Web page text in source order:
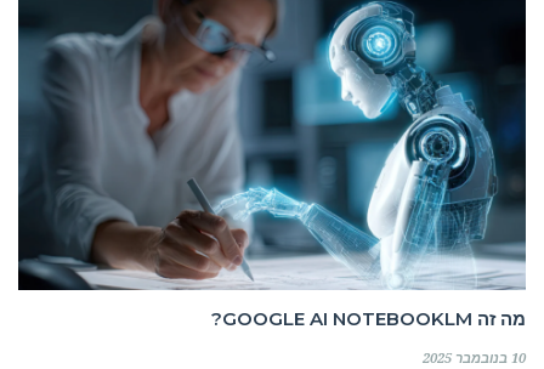
מה זה GOOGLE AI NOTEBOOKLM?
10 בנובמבר 2025